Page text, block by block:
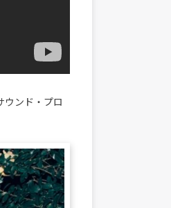
ウンド・プロ